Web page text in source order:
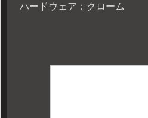
ハードウェア：クローム